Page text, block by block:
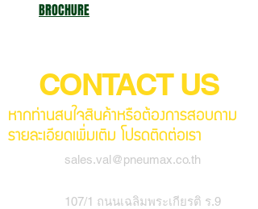
BROCHURE
CONTACT US
หากท่านสนใจสินค้าหรือต้องการสอบถาม
รายละเอียดเพิ่มเติม โปรดติดต่อเรา
sales.val@pneumax.co.th
107/1 ถนนเฉลิมพระเกียรติ ร.9